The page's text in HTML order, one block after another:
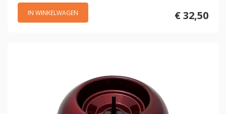
€ 32,50
IN WINKELWAGEN